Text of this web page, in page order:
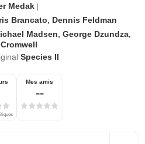
Medak |
Brancato
Dennis Feldman
Madsen ,George Dzundza
Species II
Mes amis
--